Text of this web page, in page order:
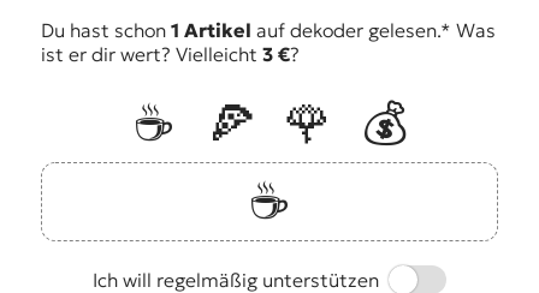
Du hast schon 1 Artikel auf dekoder gelesen.* Was
ist er dir wert? Vielleicht 3 €?
☕️ 🍕 🌹
💰
☕️
Ich will regelmäßig unterstützen
Switch